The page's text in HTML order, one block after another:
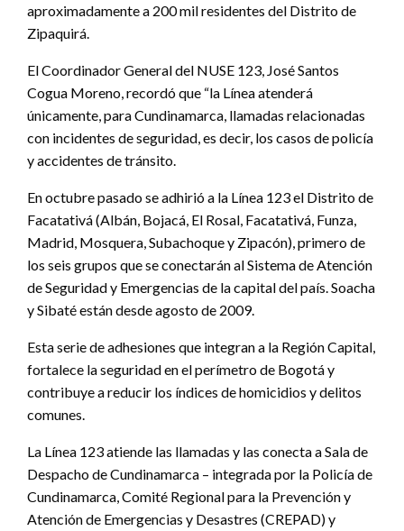
aproximadamente a 200 mil residentes del Distrito de
Zipaquirá.
El Coordinador General del NUSE 123, José Santos
Cogua Moreno, recordó que “la Línea atenderá
únicamente, para Cundinamarca, llamadas relacionadas
con incidentes de seguridad, es decir, los casos de policía
y accidentes de tránsito.
En octubre pasado se adhirió a la Línea 123 el Distrito de
Facatativá (Albán, Bojacá, El Rosal, Facatativá, Funza,
Madrid, Mosquera, Subachoque y Zipacón), primero de
los seis grupos que se conectarán al Sistema de Atención
de Seguridad y Emergencias de la capital del país. Soacha
y Sibaté están desde agosto de 2009.
Esta serie de adhesiones que integran a la Región Capital,
fortalece la seguridad en el perímetro de Bogotá y
contribuye a reducir los índices de homicidios y delitos
comunes.
La Línea 123 atiende las llamadas y las conecta a Sala de
Despacho de Cundinamarca – integrada por la Policía de
Cundinamarca, Comité Regional para la Prevención y
Atención de Emergencias y Desastres (CREPAD) y